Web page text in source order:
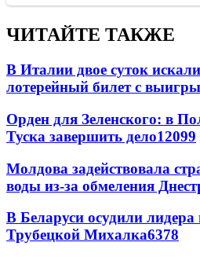
ЧИТАЙТЕ ТАКЖЕ
В Италии двое суток
лотерейный билет с
Орден для Зеленского: в
Туска завершить дело12099
Молдова задействовала
воды из-за обмеления
В Беларуси осудили
Трубецкой Михалка6378